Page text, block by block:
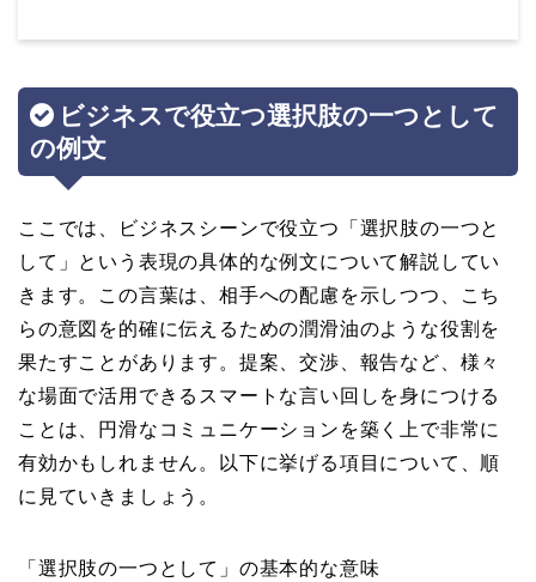
ビジネスで役立つ選択肢の一つとして
の例文
ここでは、ビジネスシーンで役立つ「選択肢の一つと
して」という表現の具体的な例文について解説してい
きます。この言葉は、相手への配慮を示しつつ、こち
らの意図を的確に伝えるための潤滑油のような役割を
果たすことがあります。提案、交渉、報告など、様々
な場面で活用できるスマートな言い回しを身につける
ことは、円滑なコミュニケーションを築く上で非常に
有効かもしれません。以下に挙げる項目について、順
に見ていきましょう。
「選択肢の一つとして」の基本的な意味